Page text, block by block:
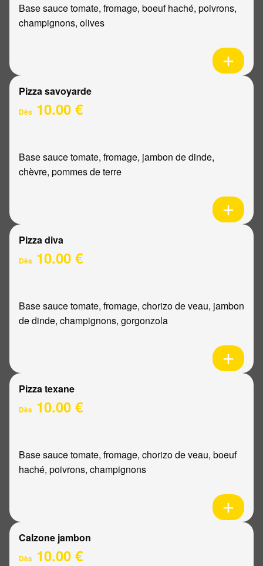
Base sauce tomate, fromage, boeuf haché, poivrons,
champignons, olives
Pizza savoyarde
Dès 10.00 €
Base sauce tomate, fromage, jambon de dinde,
chèvre, pommes de terre
Pizza diva
Dès 10.00 €
Base sauce tomate, fromage, chorizo de veau, jambon
de dinde, champignons, gorgonzola
Pizza texane
Dès 10.00 €
Base sauce tomate, fromage, chorizo de veau, boeuf
haché, poivrons, champignons
Calzone jambon
Dès 10.00 €